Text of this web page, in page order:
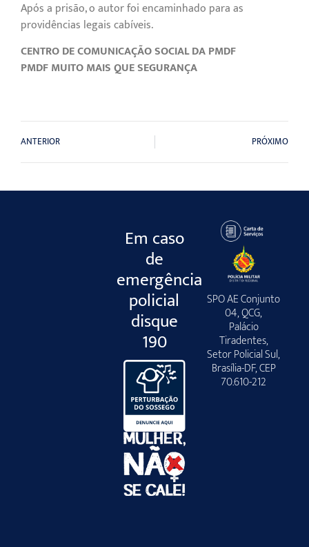
Após a prisão, o autor foi encaminhado para as
providências legais cabíveis.
CENTRO DE COMUNICAÇÃO SOCIAL DA PMDF
PMDF MUITO MAIS QUE SEGURANÇA
ANTERIOR PRÓXIMO
Em caso
de
emergência
policial
disque
190
SPO AE Conjunto
04, QCG,
Palácio
Tiradentes,
Setor Policial Sul,
Brasília-DF, CEP
70.610-212